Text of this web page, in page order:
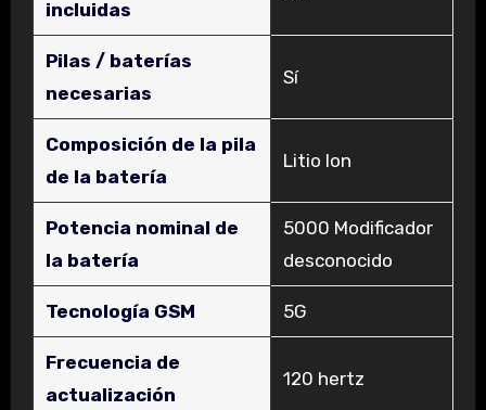
incluidas
Pilas / baterías
necesarias
‎Sí
Composición de la pila
de la batería
‎Litio Ion
Potencia nominal de
la batería
‎5000 Modificador
desconocido
Tecnología GSM ‎5G
Frecuencia de
actualización
‎120 hertz